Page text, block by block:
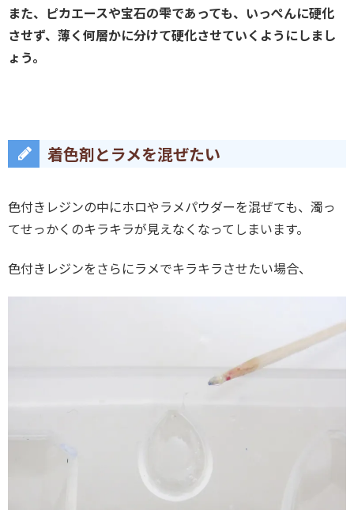
また、ピカエースや宝石の雫であっても、いっぺんに硬化
させず、薄く何層かに分けて硬化させていくようにしまし
ょう。
着色剤とラメを混ぜたい
色付きレジンの中にホロやラメパウダーを混ぜても、濁っ
てせっかくのキラキラが見えなくなってしまいます。
色付きレジンをさらにラメでキラキラさせたい場合、